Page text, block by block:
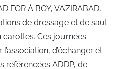
FOR À BOY, VAZIRABAD,
de dressage et de saut
carottes. Ces journées
d’échanger et
référencées ADDP, de